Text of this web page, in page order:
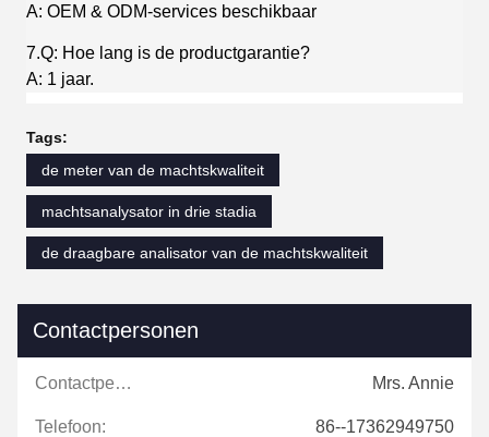
A: OEM & ODM-services beschikbaar
7.Q: Hoe lang is de productgarantie?
A: 1 jaar.
Tags:
de meter van de machtskwaliteit
machtsanalysator in drie stadia
de draagbare analisator van de machtskwaliteit
Contactpersonen
Contactpersonen: Mrs. Annie
Telefoon: 86--17362949750